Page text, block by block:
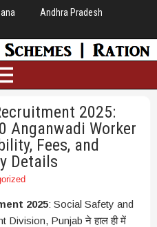
Andhra Pradesh
2025:
Anganwadi Worker
Fees, and
Details
2025: Social Safety and
Division, Punjab ने हाल ही में